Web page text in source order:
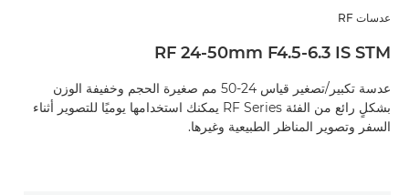
عدسات RF
RF 24-50mm F4.5-6.3 IS STM
عدسة تكبير/تصغير قياس 24-50 مم صغيرة الحجم وخفيفة الوزن
بشكلٍ رائع من الفئة RF Series يمكنك استخدامها يوميًا للتصوير أثناء
السفر وتصوير المناظر الطبيعية وغيرها.